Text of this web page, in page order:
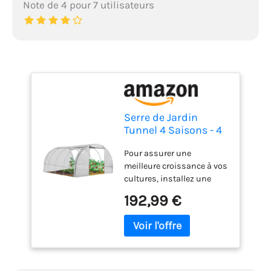
Note de 4 pour 7 utilisateurs
Serre de Jardin
Tunnel 4 Saisons - 4
renforcée 3x4m -
Blanche
Pour assurer une
meilleure croissance à vos
cultures, installez une
acier galvanisé. Elle
protègera vos plantations
des intempéries et des
192,99 €